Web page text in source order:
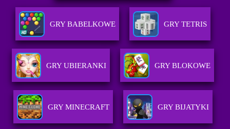
GRY BABELKOWE GRY TETRIS
GRY UBIERANKI GRY BLOKOWE
GRY MINECRAFT GRY BIJATYKI